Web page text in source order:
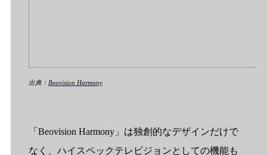
出典： Beovision Harmony
「Beovision Harmony」は独創的なデザインだけで
なく、ハイスペックテレビジョンとしての機能も